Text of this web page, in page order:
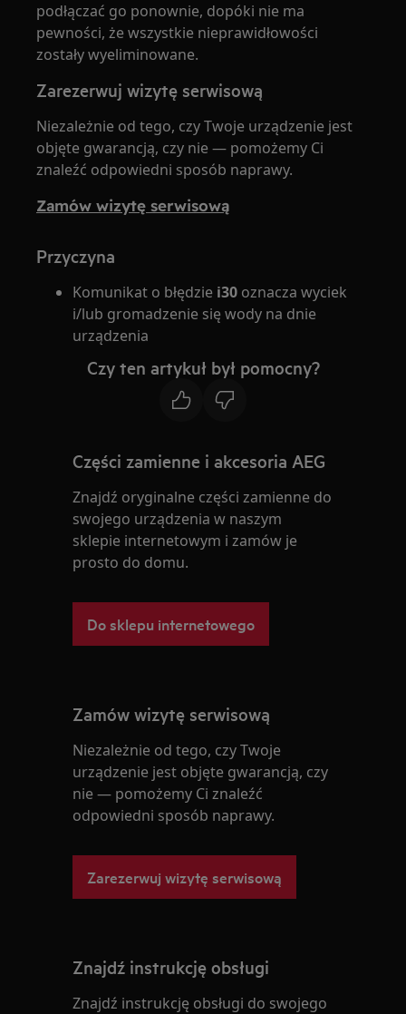
podłączać go ponownie, dopóki nie ma
pewności, że wszystkie nieprawidłowości
zostały wyeliminowane.
Zarezerwuj wizytę serwisową
Niezależnie od tego, czy Twoje urządzenie jest
objęte gwarancją, czy nie — pomożemy Ci
znaleźć odpowiedni sposób naprawy.
Zamów wizytę serwisową
Przyczyna
Komunikat o błędzie i30 oznacza wyciek
i/lub gromadzenie się wody na dnie
urządzenia
Czy ten artykuł był pomocny?
Części zamienne i akcesoria AEG
Znajdź oryginalne części zamienne do
swojego urządzenia w naszym
sklepie internetowym i zamów je
prosto do domu.
Do sklepu internetowego
Zamów wizytę serwisową
Niezależnie od tego, czy Twoje
urządzenie jest objęte gwarancją, czy
nie — pomożemy Ci znaleźć
odpowiedni sposób naprawy.
Zarezerwuj wizytę serwisową
Znajdź instrukcję obsługi
Znajdź instrukcję obsługi do swojego